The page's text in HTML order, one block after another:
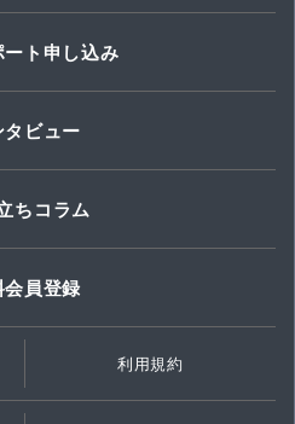
ト申し込み
タビュー
ちコラム
会員登録
利用規約